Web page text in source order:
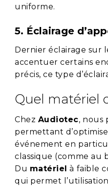
uniforme.
5. Éclairage
Dernier éclairage sur
accentuer certains
précis, ce type
Quel matériel
Chez Audiotec, nous
permettant
événement en
classique (comme au
Du matériel à faible
qui permet